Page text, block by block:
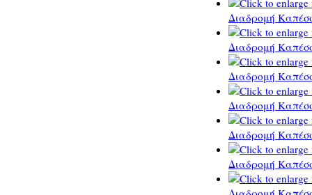
Διαδρομή
Διαδρομή
Διαδρομή
Διαδρομή
Διαδρομή
Διαδρομή